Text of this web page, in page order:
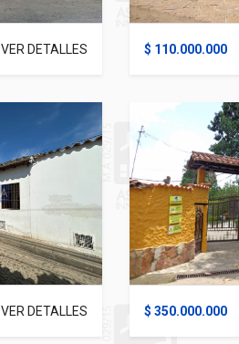
VER DETALLES $ 110.000.000
VER DETALLES $ 350.000.000